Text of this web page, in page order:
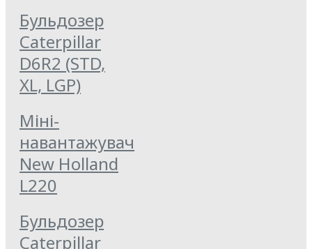
Бульдозер
Caterpillar
D6R2 (STD,
XL, LGP)
Міні-
навантажувач
New Holland
L220
Бульдозер
Caterpillar